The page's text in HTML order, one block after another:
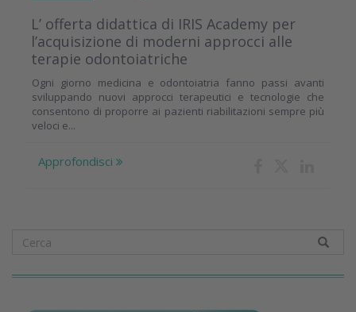
L’ offerta didattica di IRIS Academy per
l’acquisizione di moderni approcci alle
terapie odontoiatriche
Ogni giorno medicina e odontoiatria fanno passi avanti
sviluppando nuovi approcci terapeutici e tecnologie che
consentono di proporre ai pazienti riabilitazioni sempre più
veloci e...
Approfondisci